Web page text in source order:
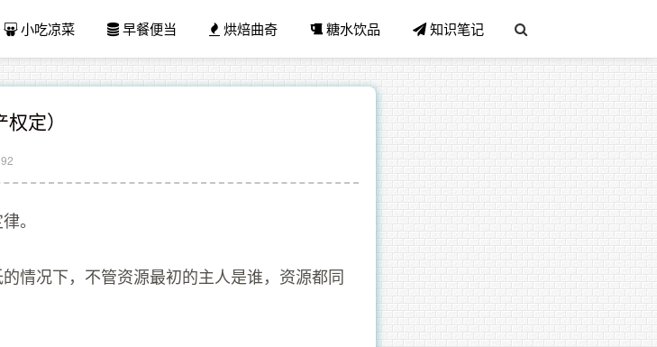
小吃凉菜 早餐便当 烘焙曲奇 糖水饮品 知识笔记
定）
。
情况下，不管资源最初的主人是谁，资源都同